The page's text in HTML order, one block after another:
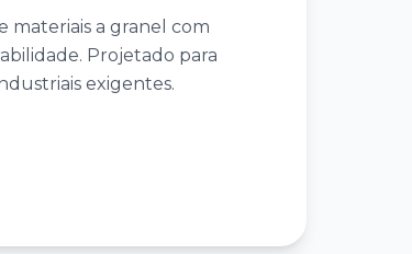
materiais a granel com
Projetado para
exigentes.